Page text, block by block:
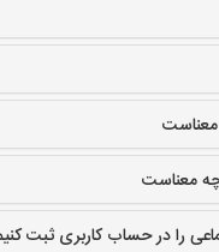
معناست
معناست
را در حساب کاربری ثبت